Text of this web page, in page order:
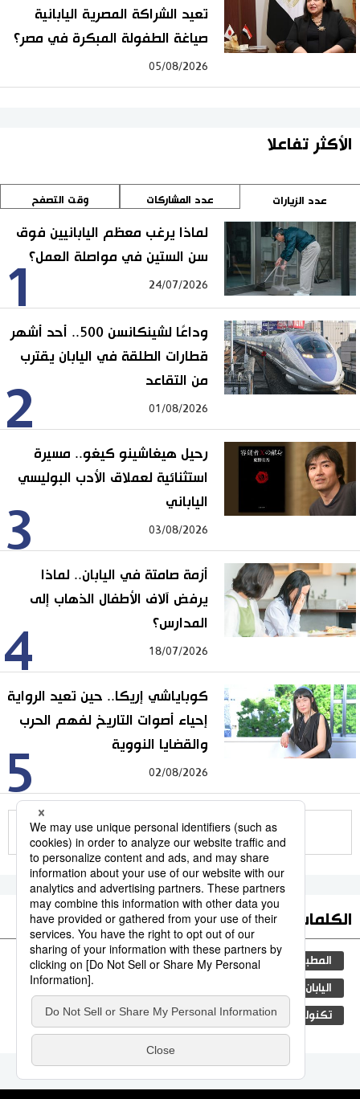
تعيد الشراكة المصرية اليابانية
صياغة الطفولة المبكرة في مصر؟
05/08/2026
الأكثر تفاعلا
عدد الزيارات عدد المشاركات وقت التصفح
1
لماذا يرغب معظم اليابانيين فوق
سن الستين في مواصلة العمل؟
24/07/2026
2
وداعًا لشينكانسن 500.. أحد أشهر
قطارات الطلقة في اليابان يقترب
من التقاعد
01/08/2026
3
رحيل هيغاشينو كيغو.. مسيرة
استثنائية لعملاق الأدب البوليسي
الياباني
03/08/2026
4
أزمة صامتة في اليابان.. لماذا
يرفض آلاف الأطفال الذهاب إلى
المدارس؟
18/07/2026
5
كوباياشي إريكا.. حين تعيد الرواية
إحياء أصوات التاريخ لفهم الحرب
والقضايا النووية
02/08/2026
للمزيد
الكلمات الأكثر بحثا
المطبخ الياباني ثقافة جيجي برس مجتمع
اليابان المجتمع الياباني
تكنولوجيا التحرش